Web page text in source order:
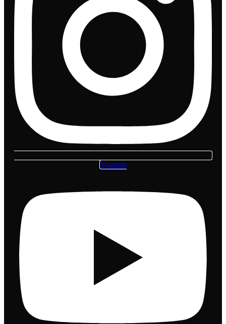
Youtube